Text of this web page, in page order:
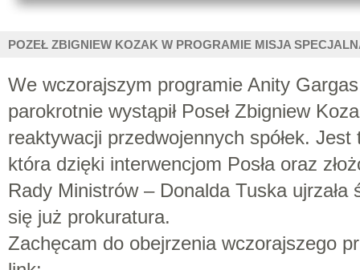
POZEŁ ZBIGNIEW KOZAK W PROGRAMIE MISJA
We wczorajszym programie Anity
parokrotnie wystąpił Poseł Zbigniew
reaktywacji przedwojennych spółek.
która dzięki interwencjom Posła oraz
Rady Ministrów – Donalda Tuska ujrzała
się już prokuratura.
Zachęcam do obejrzenia wczorajszego